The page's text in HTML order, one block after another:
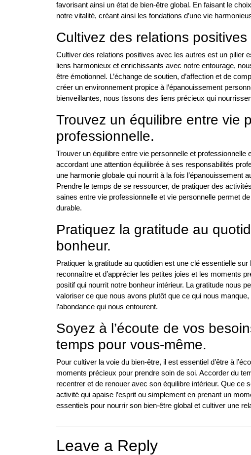
favorisant ainsi un état de bien-être global. En faisant le
notre vitalité, créant ainsi les fondations d’une vie
Cultivez des relations
Cultiver des relations positives avec les autres est un pilier
liens harmonieux et enrichissants avec notre entourage,
être émotionnel. L’échange de soutien, d’affection et de
créer un environnement propice à l’épanouissement
bienveillantes, nous tissons des liens précieux qui
Trouvez un équilibre entre vie
professionnelle.
Trouver un équilibre entre vie personnelle et
accordant une attention équilibrée à ses responsabilités
une harmonie globale qui nourrit à la fois l’épanouissement
Prendre le temps de se ressourcer, de pratiquer des
saines entre vie professionnelle et vie personnelle permet
durable.
Pratiquez la gratitude au
bonheur.
Pratiquer la gratitude au quotidien est une clé essentielle
reconnaître et d’apprécier les petites joies et les moments
positif qui nourrit notre bonheur intérieur. La gratitude nous
valoriser ce que nous avons plutôt que ce qui nous
l’abondance qui nous entourent.
Soyez à l’écoute de vos
temps pour vous-même.
Pour cultiver la voie du bien-être, il est essentiel d’être à
moments précieux pour prendre soin de soi. Accorder du
recentrer et de renouer avec son équilibre intérieur. Que ce
activité qui apaise l’esprit ou simplement en prenant un
essentiels pour nourrir son bien-être global et cultiver une
Leave a Reply